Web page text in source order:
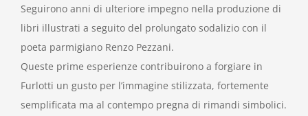
Seguirono anni di ulteriore impegno nella produzione di
libri illustrati a seguito del prolungato sodalizio con il
poeta parmigiano Renzo Pezzani.
Queste prime esperienze contribuirono a forgiare in
Furlotti un gusto per l’immagine stilizzata, fortemente
semplificata ma al contempo pregna di rimandi simbolici.